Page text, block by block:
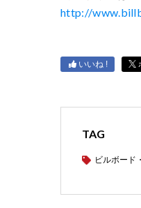
http://
いいね !
TAG
ビルボード